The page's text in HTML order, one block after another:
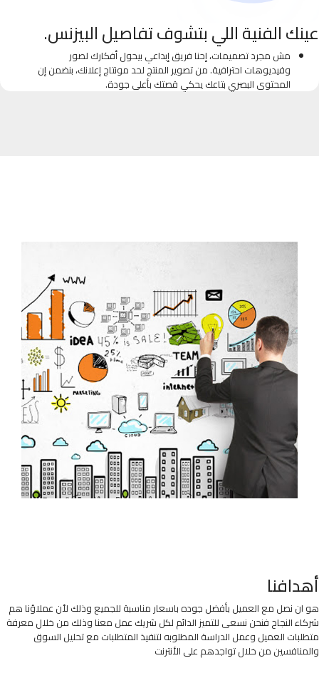
عينك الفنية اللي بتشوف تفاصيل البيزنس.
مش مجرد تصميمات، إحنا فريق إبداعي بيحول أفكارك لصور
وفيديوهات احترافية. من تصوير المنتج لحد مونتاج إعلانك، بنضمن إن
المحتوى البصري بتاعك يحكي قصتك بأعلى جودة.
أهدافنا
هو ان نصل مع العميل بأفضل جوده باسعار مناسبة للجميع وذلك لأن عملاؤنا هم
شركاء النجاح فنحن نسعى للتميز الدائم لكل شريك عمل معنا وذلك من خلال معرفة
متطلبات العميل وعمل الدراسة المطلوبه لتنفيذ المتطلبات مع تحليل السوق
والمنافسين من خلال تواجدهم على الأنترنت